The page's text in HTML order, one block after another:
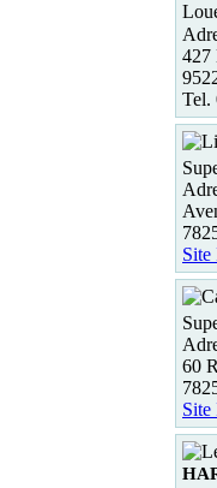
427
Tel.
Site
60
Site